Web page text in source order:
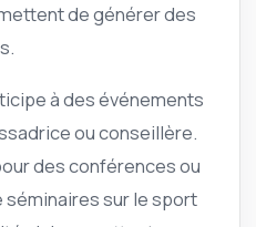
de générer des
à des événements
ou conseillère.
des conférences ou
sur le sport